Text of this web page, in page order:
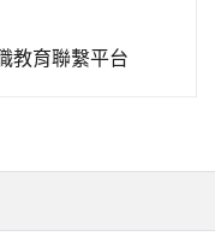
教育聯繫平台